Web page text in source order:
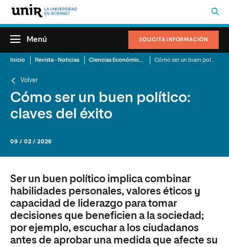
SOLICITA INFORMACIÓN
Menú
Inicio Revista - Noticias Ciencias Económicas y Administrativas
Volver
Cómo ser un buen político:
claves del éxito
09 / 02 / 2026
Ser un buen político implica combinar
habilidades personales, valores éticos y
capacidad de liderazgo para tomar
decisiones que beneficien a la sociedad;
por ejemplo, escuchar a los ciudadanos
antes de aprobar una medida que afecte su